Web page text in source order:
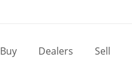
Buy Dealers Sell